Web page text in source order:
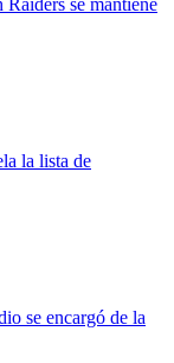
la lista de
se encargó de la